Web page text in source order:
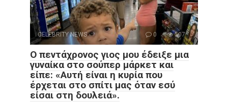
CELEBRITY NEWS 0 507
Ο πεντάχρονος γιος μου έδειξε μια
γυναίκα στο σούπερ μάρκετ και
είπε: «Αυτή είναι η κυρία που
έρχεται στο σπίτι μας όταν εσύ
είσαι στη δουλειά».